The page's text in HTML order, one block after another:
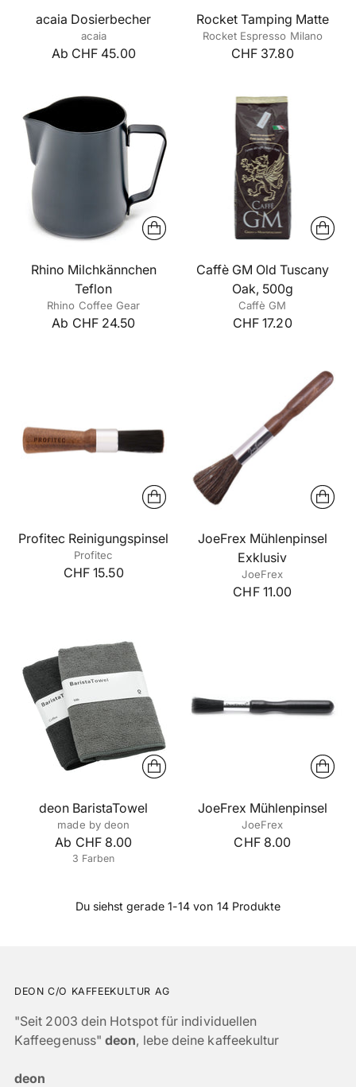
acaia Dosierbecher
acaia
Ab CHF 45.00
Rocket Tamping Matte
Rocket Espresso Milano
CHF 37.80
Rhino Milchkännchen
Teflon
Rhino Coffee Gear
Ab CHF 24.50
Caffè GM Old Tuscany
Oak, 500g
Caffè GM
CHF 17.20
Profitec Reinigungspinsel
Profitec
CHF 15.50
JoeFrex Mühlenpinsel
Exklusiv
JoeFrex
CHF 11.00
deon BaristaTowel
made by deon
Ab CHF 8.00
3 Farben
JoeFrex Mühlenpinsel
JoeFrex
CHF 8.00
Du siehst gerade 1-14 von 14 Produkte
DEON C/O KAFFEEKULTUR AG
"Seit 2003 dein Hotspot für individuellen
Kaffeegenuss"deon, lebe deine kaffeekultur
deon